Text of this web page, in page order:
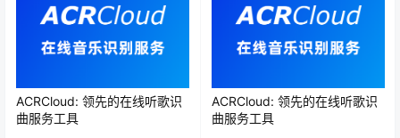
ACRCloud: 领先的在线听歌识
曲服务工具
ACRCloud: 领先的在线听歌识
曲服务工具